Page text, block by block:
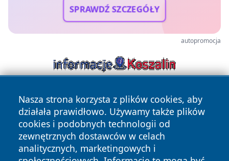
SPRAWDŹ SZCZEGÓŁY
autopromocja
Nasza strona korzysta z plików cookies, aby
działała prawidłowo. Używamy także plików
cookies i podobnych technologii od
zewnętrznych dostawców w celach
analitycznych, marketingowych i
Copyright © 2026 terazgniezno.pl Wszystkie prawa